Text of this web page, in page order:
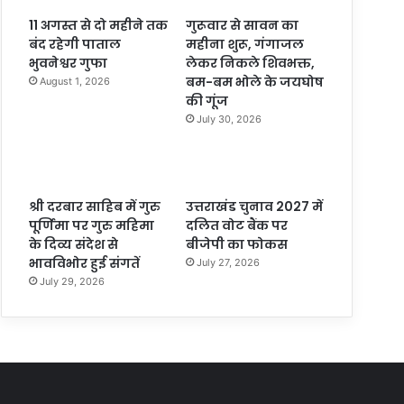
11 अगस्त से दो महीने तक
बंद रहेगी पाताल
भुवनेश्वर गुफा
August 1, 2026
गुरूवार से सावन का
महीना शुरू, गंगाजल
लेकर निकले शिवभक्त,
बम-बम भोले के जयघोष
की गूंज
July 30, 2026
श्री दरबार साहिब में गुरु
पूर्णिमा पर गुरु महिमा
के दिव्य संदेश से
भावविभोर हुई संगतें
July 29, 2026
उत्तराखंड चुनाव 2027 में
दलित वोट बैंक पर
बीजेपी का फोकस
July 27, 2026